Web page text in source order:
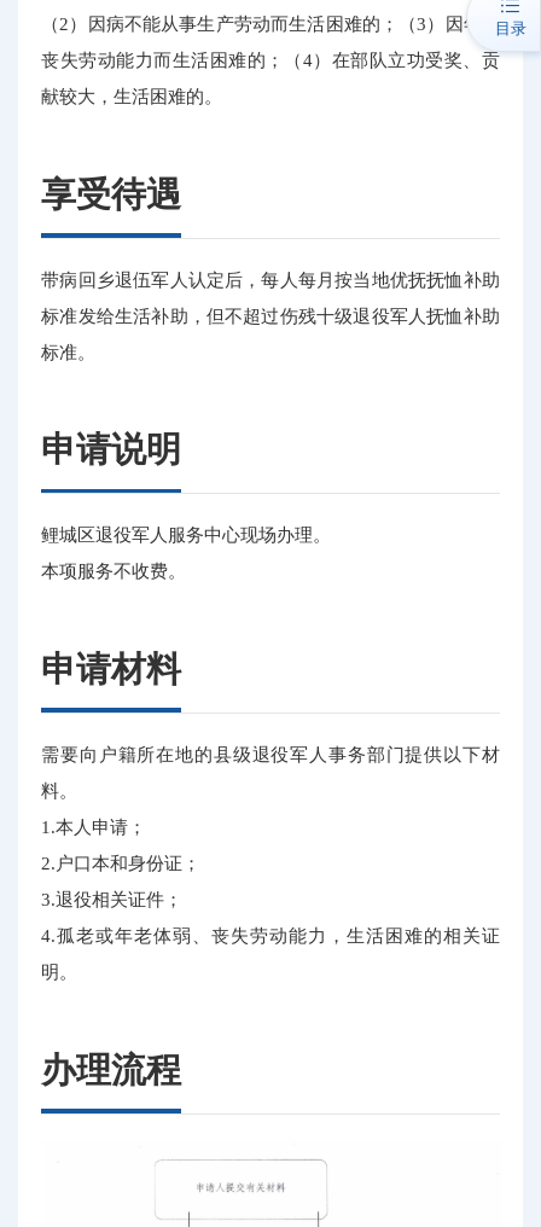
（2）因病不能从事生产劳动而生活困难的；（3）因年老
丧失劳动能力而生活困难的；（4）在部队立功受奖、贡
献较大，生活困难的。
享受待遇
带病回乡退伍军人认定后，每人每月按当地优抚抚恤补助
标准发给生活补助，但不超过伤残十级退役军人抚恤补助
标准。
申请说明
鲤城区退役军人服务中心现场办理。
本项服务不收费。
申请材料
需要向户籍所在地的县级退役军人事务部门提供以下材
料。
1.本人申请；
2.户口本和身份证；
3.退役相关证件；
4.孤老或年老体弱、丧失劳动能力，生活困难的相关证
明。
办理流程
目录